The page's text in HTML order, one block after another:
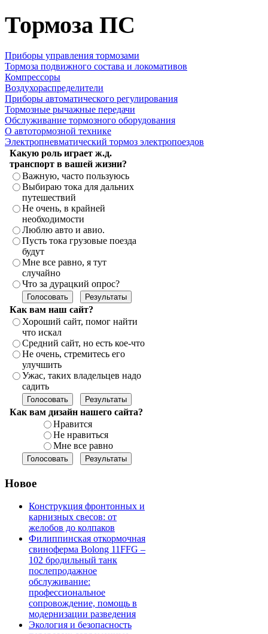
Тормоза ПС
Приборы управления тормозами
Тормоза подвижного состава и локомативов
Компрессоры
Воздухораспределители
Приборы автоматического регулирования
Тормозные рычажные передачи
Обслуживание тормозного оборудования
О автотормозной технике
Электропневматический тормоз электропоездов
Какую роль играет ж.д.
транспорт в вашей жизни?
Важную, часто пользуюсь
Выбираю тока для дальних
путешествий
Не очень, в крайней
необходимости
Люблю авто и авио.
Пусть тока грузовые поезда
будут
Мне все равно, я тут
случайно
Что за дурацкий опрос?
Как вам наш сайт?
Хороший сайт, помог найти
что искал
Средний сайт, но есть кое-что
Не очень, стремитесь его
улучшить
Ужас, таких владельцев надо
садить
Как вам дизайн нашего сайта?
Нравится
Не нравиться
Мне все равно
Новое
Конструкция фронтонных и
карнизных свесов: от
желобов до колпаков
Филиппинская откормочная
свиноферма Bolong 11FFG –
102 бродильный танк
послепродажное
обслуживание:
профессиональное
сопровождение, помощь в
модернизации разведения
Экология и безопасность